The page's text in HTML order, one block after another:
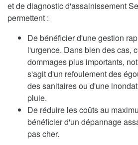
et de diagnostic d'assainissement
permettent :
De bénéficier d'une gestion
l'urgence. Dans bien des cas,
dommages plus importants,
s'agit d'un refoulement des
des sanitaires ou d'une
pluie.
De réduire les coûts au
bénéficier d'un dépannage
pas cher.